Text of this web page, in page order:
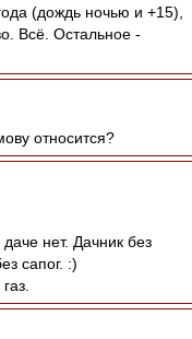
(дождь ночью и +15),
Всё. Остальное -
относится?
нет. Дачник без
сапог. :)